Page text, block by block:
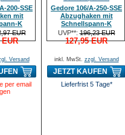
200-SSE
mit
K
EUR
EUR
Versand
per email
Gedore 106/A-250-SSE
Abzughaken mit
Schnellspann-K
UVP**:196,23 EUR
127,95 EUR
inkl. MwSt. zzgl. Versand
JETZT KAUFEN
Lieferfrist 5 Tage*